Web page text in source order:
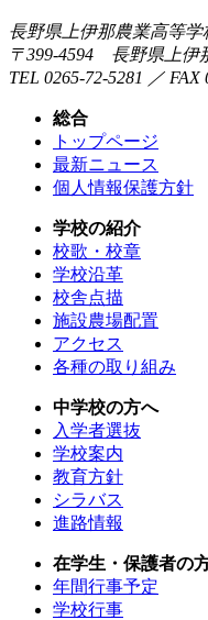
長野県上伊那農業高等学
〒399-4594 長野県上伊
TEL 0265-72-5281 ／ FAX
総合
トップページ
最新ニュース
個人情報保護方針
学校の紹介
校歌・校章
学校沿革
校舎点描
施設農場配置
アクセス
各種の取り組み
中学校の方へ
入学者選抜
学校案内
教育方針
シラバス
進路情報
在学生・保護者の
年間行事予定
学校行事